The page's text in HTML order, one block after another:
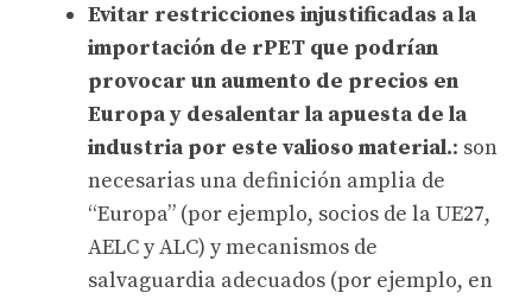
Evitar restricciones injustificadas a la
importación de rPET que podrían
provocar un aumento de precios en
Europa y desalentar la apuesta de la
industria por este valioso material.: son
necesarias una definición amplia de
“Europa” (por ejemplo, socios de la UE27,
AELC y ALC) y mecanismos de
salvaguardia adecuados (por ejemplo, en